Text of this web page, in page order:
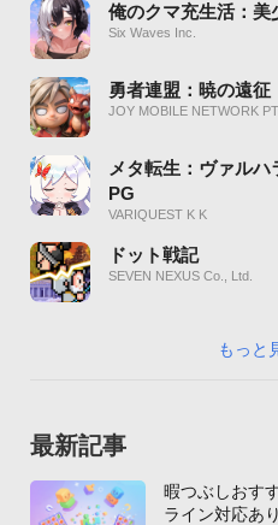
俺のクマ充生活：美
Six Waves Inc.
勇者連盟：暁の遠征
JOY MOBILE NETWORK
メタ転生：ヴァル
PG
VARIQUEST K K
ドット戦記
SEVEN NEXUS Co., Ltd.
もっと
最新記事
暇つぶしおす
ライン対応あ